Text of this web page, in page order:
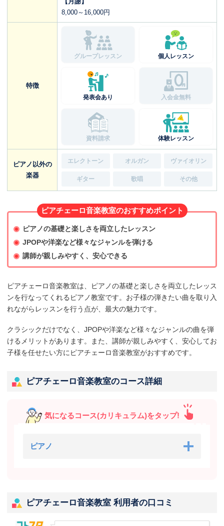
8,000～16,000円
特徴
グループレッスン 個人レッスン
発表会あり 入会金無料
資料請求 体験レッスン
ピアノ以外の
楽器
エレクトーン オルガン ヴァイオリン
ギター 歌唱 その他
ピアチェーロ音楽教室のおすすめポイント
ピアノの基礎と楽しさを両立したレッスン
JPOPや洋楽など様々なジャンルを弾ける
講師が親しみやすく、安心できる
ピアチェーロ音楽教室は、ピアノの基礎と楽しさを両立したレッス
ンを行なってくれるピアノ教室です。お子様の弾きたい曲を取り入
れながらレッスンを行う点が、最大の魅力です。
クラシックだけでなく、JPOPや洋楽など様々なジャンルの曲を弾
けるメリットがあります。また、講師が親しみやすく、安心してお
子様を任せたい方にピアチェーロ音楽教室がおすすめです。
ピアチェーロ音楽教室のコース詳細
気になるコース(カリキュラム)をタップ!
ピアノ
ピアチェーロ音楽教室 利用者の口コミ